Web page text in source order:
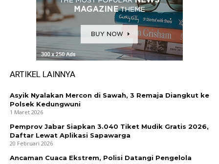
ARTIKEL LAINNYA
Asyik Nyalakan Mercon di Sawah, 3 Remaja Diangkut ke
Polsek Kedungwuni
1 Maret 2026
Pemprov Jabar Siapkan 3.040 Tiket Mudik Gratis 2026,
Daftar Lewat Aplikasi Sapawarga
20 Februari 2026
Ancaman Cuaca Ekstrem, Polisi Datangi Pengelola